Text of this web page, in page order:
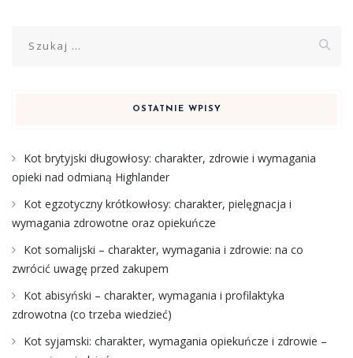
OSTATNIE WPISY
Kot brytyjski długowłosy: charakter, zdrowie i wymagania
opieki nad odmianą Highlander
Kot egzotyczny krótkowłosy: charakter, pielęgnacja i
wymagania zdrowotne oraz opiekuńcze
Kot somalijski – charakter, wymagania i zdrowie: na co
zwrócić uwagę przed zakupem
Kot abisyński – charakter, wymagania i profilaktyka
zdrowotna (co trzeba wiedzieć)
Kot syjamski: charakter, wymagania opiekuńcze i zdrowie –